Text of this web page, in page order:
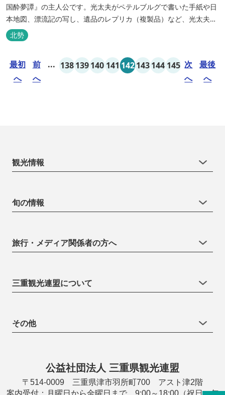
国酔夢譚』の主人公です。光太夫がペテルブルグで書いた手紙や日
本地図、漂流記の写し、遺品のレプリカ（複製品）など、光太夫に
ちなんだいろいろな資料を展示しています。
北勢
最初
へ
前
へ
... 138139140141142143144145 次
へ
最後
へ
観光情報
旬の情報
旅行・メディア関係者の方へ
三重観光連盟について
その他
公益社団法人 三重県観光連盟
〒514-0009 三重県津市羽所町700 アスト津2階
案内受付：月曜日から金曜日まで 9:00～18:00（祝日・年